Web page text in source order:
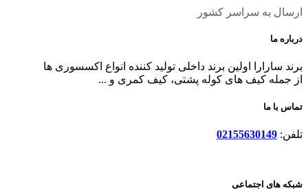
ارسال به سراسر کشور
درباره ما
برند سارارا اولین برند داخلی تولید کننده انواع اکسسوری ها
از جمله کیف های کوله پشتی، کیف کمری و ...
تماس با ما
تلفن: 02155630149
شبکه های اجتماعی